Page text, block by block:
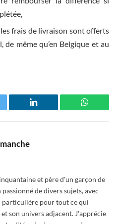
frais de livraison sont offerts
même qu’en Belgique et au
LinkedIn
et père d'un garçon de
passionné de divers sujets, avec
pour tout ce qui
son univers adjacent. J'apprécie